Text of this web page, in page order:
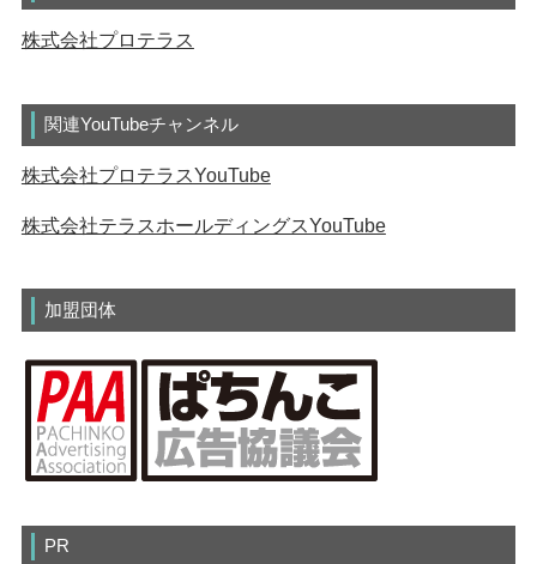
株式会社プロテラス
関連YouTubeチャンネル
株式会社プロテラスYouTube
株式会社テラスホールディングスYouTube
加盟団体
PR